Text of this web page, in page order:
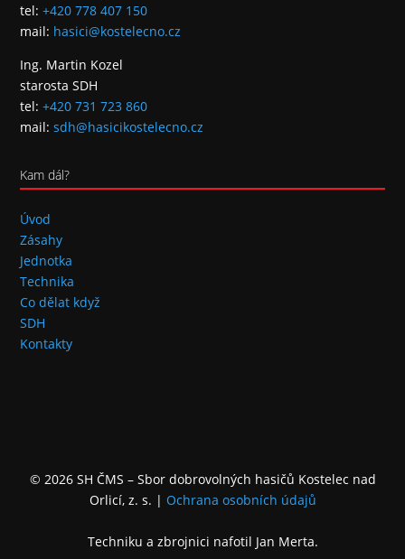
tel:+420 778 407 150
mail: hasici@kostelecno.cz
Ing. Martin Kozel
starosta SDH
tel:+420 731 723 860
mail:sdh@hasicikostelecno.cz
Kam dál?
Úvod
Zásahy
Jednotka
Technika
Co dělat když
SDH
Kontakty
© 2026 SH ČMS – Sbor dobrovolných hasičů Kostelec nad
Orlicí, z. s. | Ochrana osobních údajů
Techniku a zbrojnici nafotil Jan Merta.